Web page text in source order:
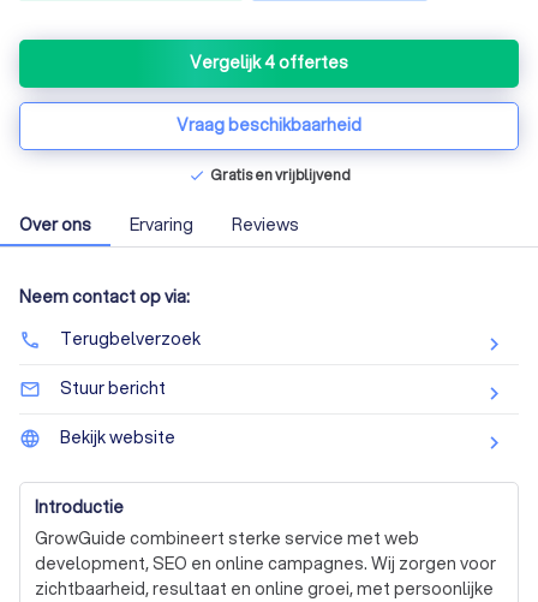
Vergelijk 4 offertes
Vraag beschikbaarheid
check Gratis en vrijblijvend
Over ons Ervaring Reviews
Neem contact op via:
phone Terugbelverzoek
mail_outline Stuur bericht
language Bekijk website
Introductie
GrowGuide combineert sterke service met web
development, SEO en online campagnes. Wij zorgen voor
zichtbaarheid, resultaat en online groei, met persoonlijke